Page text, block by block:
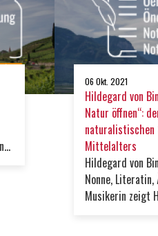
06 Okt. 2021
Hildegard von
Natur öffnen“:
naturalistischen
Mittelalters
Hildegard von
Nonne,
Musikerin zeigt